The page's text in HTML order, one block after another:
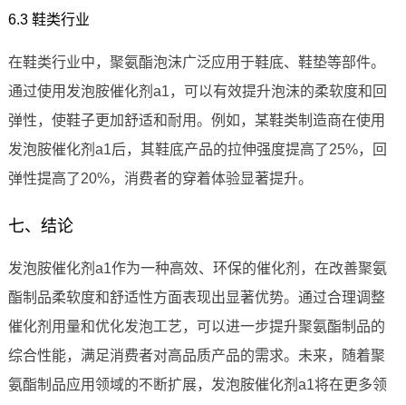
6.3 鞋类行业
在鞋类行业中，聚氨酯泡沫广泛应用于鞋底、鞋垫等部件。
通过使用发泡胺催化剂a1，可以有效提升泡沫的柔软度和回
弹性，使鞋子更加舒适和耐用。例如，某鞋类制造商在使用
发泡胺催化剂a1后，其鞋底产品的拉伸强度提高了25%，回
弹性提高了20%，消费者的穿着体验显著提升。
七、结论
发泡胺催化剂a1作为一种高效、环保的催化剂，在改善聚氨
酯制品柔软度和舒适性方面表现出显著优势。通过合理调整
催化剂用量和优化发泡工艺，可以进一步提升聚氨酯制品的
综合性能，满足消费者对高品质产品的需求。未来，随着聚
氨酯制品应用领域的不断扩展，发泡胺催化剂a1将在更多领